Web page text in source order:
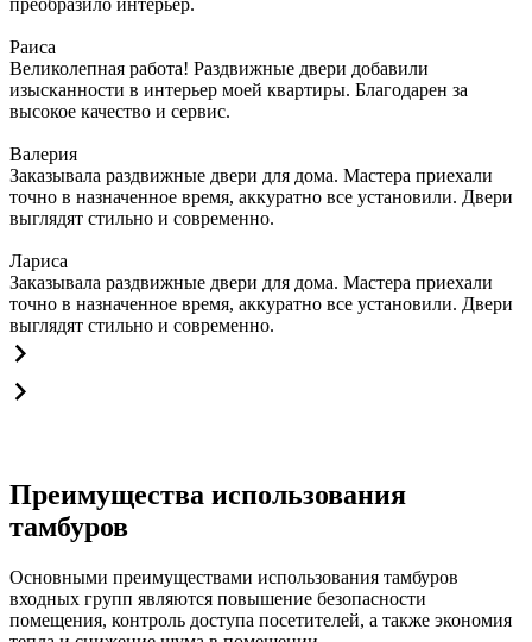
преобразило интерьер.
Раиса
Великолепная работа! Раздвижные двери добавили
изысканности в интерьер моей квартиры. Благодарен за
высокое качество и сервис.
Валерия
Заказывала раздвижные двери для дома. Мастера приехали
точно в назначенное время, аккуратно все установили. Двери
выглядят стильно и современно.
Лариса
Заказывала раздвижные двери для дома. Мастера приехали
точно в назначенное время, аккуратно все установили. Двери
выглядят стильно и современно.
Преимущества использования
тамбуров
Основными преимуществами использования тамбуров
входных групп являются повышение безопасности
помещения, контроль доступа посетителей, а также экономия